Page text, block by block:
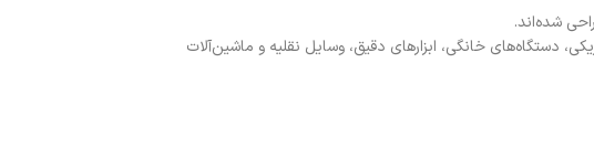
شده‌اند.
دستگاه‌های خانگی، ابزارهای دقیق، وسایل نقلیه و ماشین‌آلات